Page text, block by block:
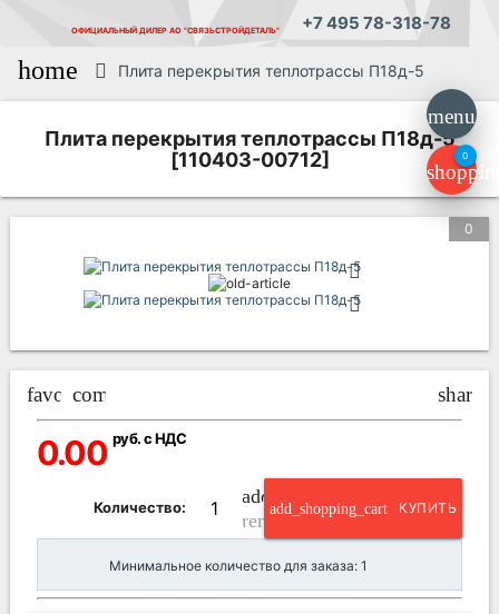
ОФИЦИАЛЬНЫЙ ДИЛЕР АО "СВЯЗЬСТРОЙДЕТАЛЬ" +7 495 78-318-78
menu
0
home Плита перекрытия теплотрассы П18д-5
Плита перекрытия теплотрассы П18д-5
[110403-00712]
0
favorite_border
compare_arrows share
0.00 руб. с НДС
Количество:
add_circle_outline
remove_circle_outline
add_shopping_cart КУПИТЬ
Минимальное количество для заказа: 1